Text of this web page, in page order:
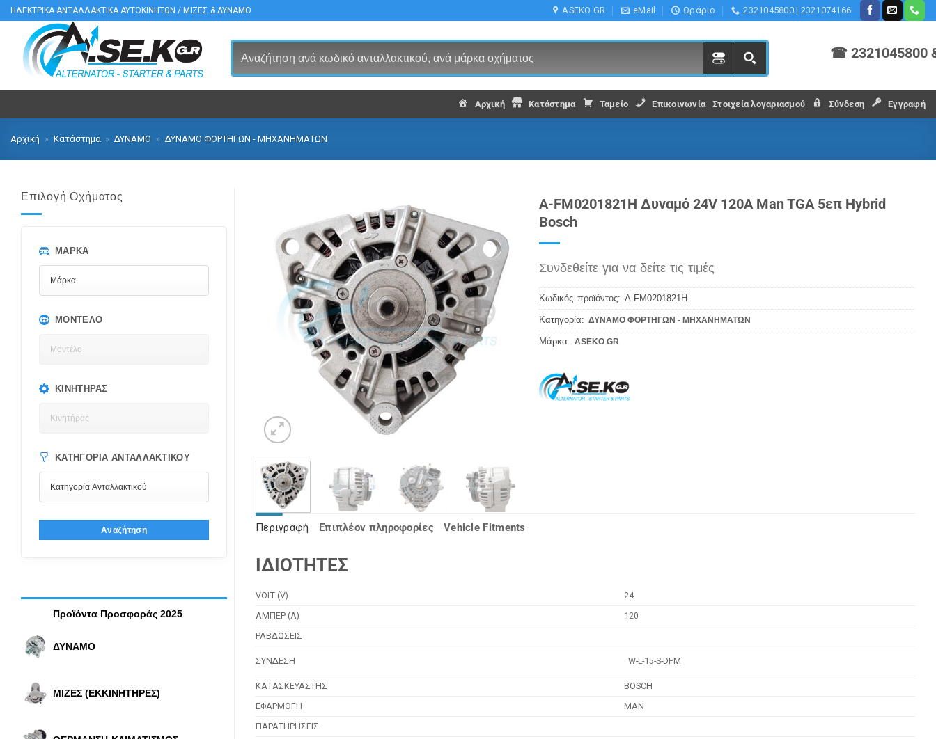
Μετάβαση
στο
περιεχόμενο
ΗΛΕΚΤΡΙΚΑ ΑΝΤΑΛΛΑΚΤΙΚΑ ΑΥΤΟΚΙΝΗΤΩΝ / ΜΙΖΕΣ & ΔΥΝΑΜΟ ASEKO GR eMail Ωράριο 2321045800 | 2321074166
☎ 2321045800
Αρχική Κατάστημα Ταμείο Επικοινωνία Στοιχεία λογαριασμού Σύνδεση Εγγραφή
Αρχική » Κατάστημα » ΔΥΝΑΜΟ » ΔΥΝΑΜΟ ΦΟΡΤΗΓΩΝ - ΜΗΧΑΝΗΜΑΤΩΝ
Επιλογή Οχήματος
ΜΆΡΚΑ
ΜΟΝΤΈΛΟ
ΚΙΝΗΤΉΡΑΣ
ΚΑΤΗΓΟΡΊΑ ΑΝΤΑΛΛΑΚΤΙΚΟΎ
Αναζήτηση
Προϊόντα Προσφοράς 2025
ΔΥΝΑΜΟ
ΜΙΖΕΣ (ΕΚΚΙΝΗΤΗΡΕΣ)
A-FM0201821H Δυναμό 24V 120A Man TGA 5επ Hybrid
Bosch
Συνδεθείτε για να δείτε τις τιμές
Κωδικός προϊόντος:A-FM0201821H
Κατηγορία:ΔΥΝΑΜΟ ΦΟΡΤΗΓΩΝ - ΜΗΧΑΝΗΜΑΤΩΝ
Μάρκα:ASEKO GR
Περιγραφή Επιπλέον πληροφορίες Vehicle Fitments
ΙΔΙΟΤΗΤΕΣ
VOLT (V)
24
ΑΜΠΕΡ (Α)
120
ΡΑΒΔΩΣΕΙΣ
ΣΥΝΔΕΣΗ W-L-15-S-DFM
ΚΑΤΑΣΚΕΥΑΣΤΗΣ
BOSCH
ΕΦΑΡΜΟΓΗ
MAN
ΠΑΡΑΤΗΡΗΣΕΙΣ